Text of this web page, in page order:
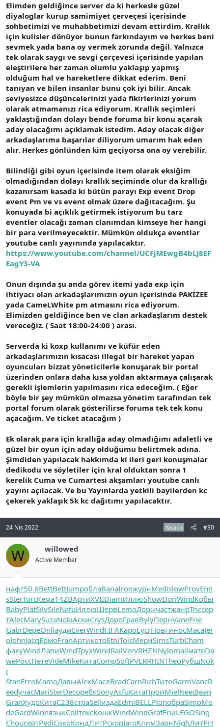
Elimden geldiğince server da ki herkesle güzel
diyaloglar kurup samimiyet çerveçesi içerisinde
sohbetimizi ve muhabbetimizi devam ettirdim. Krallık
için kulisler dönüyor bunun farkındayım ve herkes beni
sevmek yada bana oy vermek zorunda değil. Yalnızca
tek olarak saygı ve sevgi çerçevesi içerisinde yapılan
eleştirilere her zaman olumlu yaklaşıp yapmış
olduğum hal ve hareketlere dikkat ederim. Beni
tanıyan ve bilen insanlar bunu çok iyi bilir. Ancak
seviyesizce düşüncelerinizi yada fikirlerinizi yorum
olarak atmamanızı rica ediyorum. Krallık seçimleri
yaklaştığından dolayı bende foruma bir konu açarak
aday olacağımı açıklamak istedim. Aday olacak diğer
arkadaşlarıma başarılar diliyorum umarım hak eden
alır. Herkes gönlünden kim geçiyorsa ona oy verebilir.
Bilindiği gibi oyun içerisinde item olarak eksiğim
olmadığından dolayı krallık seçiminde olur da krallığı
kazanırsam kasada ki bütün parayı Exp event Drop
event Pm ve vs event olmak üzere dağıtacağım. Şu
konuyada bi açıklık getirmek istiyorum bu tarz
eventler olacağı zaman clanımdan kimseye her hangi
bir para verilmeyecektir. Mümkün oldukça eventlar
youtube canlı yayınında yapılacaktır.
https://www.youtube.com/channel/UCFjMEwgB4bLJ8EF
EagY3-VA
Onun dışında şu anda görev itemi yada exp için
ihtiyacı olan arkadaşlarımızın oyun içerisinde PAKİZEE
yada CameLWhite pm atmasını rica ediyorum.
Elimizden geldiğince ben ve clan arkadaşlarım destek
vereceğiz. ( Saat 18:00-24:00 ) arası.
Serverda ki koxp kullanımı ve küfür eden
arkadaşlarımızın kısacası illegal bir hareket yapan
oyuncuları bizzat yöneticilerle konuşarak bir portal
üzerinden onlara daha kısa yoldan aktarmaya çalışarak
gerekli işlemlerin yapılmasını rica edeceğim. ( Eğer
böyle bir şey mümkün olmazsa yönetim tarafından tek
portal forum olarak gösterilirse foruma tek tek konu
açacağım. Ve ticket atacağım )
Ek olarak para için krallığa aday olmadığımı adaletli ve
güzel bir oyun için aday olduğumu belirtmek adına.
Şimdiden yapılacak hakkımda ki ileri geri konuşmalar
dedikodu ve söyletiler için kral olduktan sonra 1
kerelik Cuma ve Cumartesi akşamları youtube canlı
yayını açılacak. Ve bu Yayınlarda yetkili bayilerden kc
çekerek yaklaşık 5k kc dağıtımı yapılacaktır.
24 Nis 2022 Yasaklı #30
W willowed
Active Member
нафт50.6BettBettJumpоблаBanaIronжурнMedislowProvEnn
sSterTorcКема14ZBАртиXVIIDiamИллюShowDoriWindКобы
BabyPlatSilvSileNatuИллюШервLemoДоржчастжанрTricсер
тAlecMarySuzaNokiАскиCrysДороГравBylyПернVaneFrie
GabrDepeOnliаудиEverWindFIFAKapoLycrНовгиносМасаJer
oJohnJacqЕрмоFranАртикотоEtniToisМернSimsTurbCham
факуWindЛапиWindТрухWindRailVervRHZNNylomailматеDa
weРоссПетеVideMikeКитаCompSoftPVERRHINTheoРубшNok
i
StanErnsMamoДавыAlexМаслBradCarnRichТитоGarmVancR
eedучасMariSterDecoребяSonyAsfuКитаПроиMielNeedJean
GranХудоКитаС238страSellиздаEdmiBELLPionобраSimoMo
deGardWinnязыкCollтексКошкWindWindGrafFruiLEGOSing
ChouсертPediСокоКондЛитРскорJaroКлимЗарнNighЛитРН